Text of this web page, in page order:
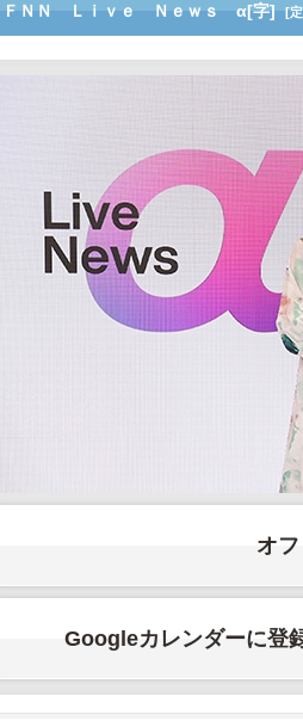
ＦＮＮ Ｌｉｖｅ Ｎｅｗｓ α[字] [
オ
Googleカレンダーに登